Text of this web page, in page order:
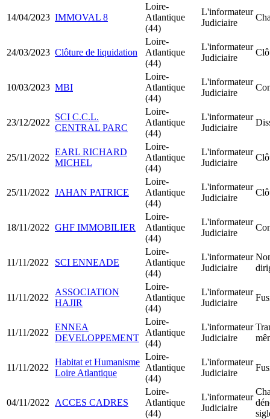
14/04/2023 IMMOVAL 8
Loire-
Atlantique
(44)
L'informateur
Judiciaire
24/03/2023 Clôture de liquidation
Loire-
Atlantique
(44)
L'informateur
Judiciaire
10/03/2023 MBI
Loire-
Atlantique
(44)
L'informateur
Judiciaire
23/12/2022
SCI C.C.L.
CENTRAL PARC
Loire-
Atlantique
(44)
L'informateur
Judiciaire
25/11/2022
EARL RICHARD
MICHEL
Loire-
Atlantique
(44)
L'informateur
Judiciaire
25/11/2022 JAHAN PATRICE
Loire-
Atlantique
(44)
L'informateur
Judiciaire
18/11/2022 GHF IMMOBILIER
Loire-
Atlantique
(44)
L'informateur
Judiciaire
11/11/2022 SCI ENNEADE
Loire-
Atlantique
(44)
L'informateur
Judiciaire
11/11/2022
ASSOCIATION
HAJIR
Loire-
Atlantique
(44)
L'informateur
Judiciaire
11/11/2022
ENNEA
DEVELOPPEMENT
Loire-
Atlantique
(44)
L'informateur
Judiciaire
11/11/2022
Habitat et Humanisme
Loire Atlantique
Loire-
Atlantique
(44)
L'informateur
Judiciaire
04/11/2022 ACCES CADRES
Loire-
Atlantique
(44)
L'informateur
Judiciaire